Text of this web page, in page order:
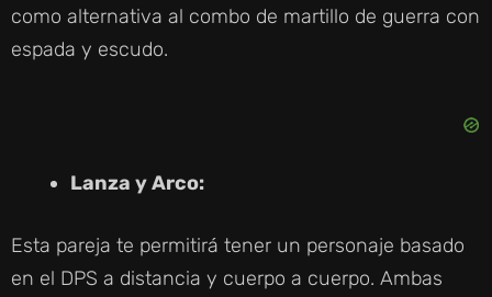
como alternativa al combo de martillo de guerra con
espada y escudo.
Lanza y Arco:
Esta pareja te permitirá tener un personaje basado
en el DPS a distancia y cuerpo a cuerpo. Ambas